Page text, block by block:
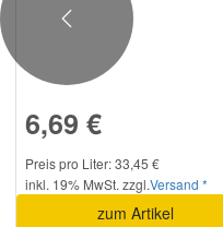
6,69 €
Preis pro Liter: 33,45 €
inkl. 19% MwSt. zzgl.Versand *
zum Artikel
Previous